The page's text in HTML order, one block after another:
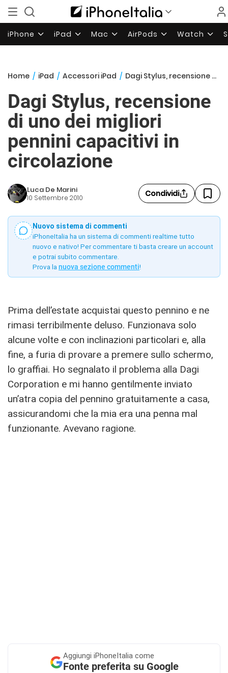
iPhone iPad Mac AirPods Watch
Home / iPad / Accessori iPad / Dagi Stylus, recensione di uno dei migliori pennini capacitivi in circolazione
Dagi Stylus, recensione
di uno dei migliori
pennini capacitivi in
circolazione
Luca De Marini
10 Settembre 2010 Condividi
Nuovo sistema di commenti
iPhoneItalia ha un sistema di commenti realtime tutto
nuovo e nativo! Per commentare ti basta creare un account
e potrai subito commentare.
Prova la nuova sezione commenti!
Prima dell’estate acquistai questo pennino e ne
rimasi terribilmente deluso. Funzionava solo
alcune volte e con inclinazioni particolari e, alla
fine, a furia di provare a premere sullo schermo,
lo graffiai. Ho segnalato il problema alla Dagi
Corporation e mi hanno gentilmente inviato
un’atra copia del pennino gratuitamente a casa,
assicurandomi che la mia era una penna mal
funzionante. Avevano ragione.
Aggiungi iPhoneItalia come
Fonte preferita su Google